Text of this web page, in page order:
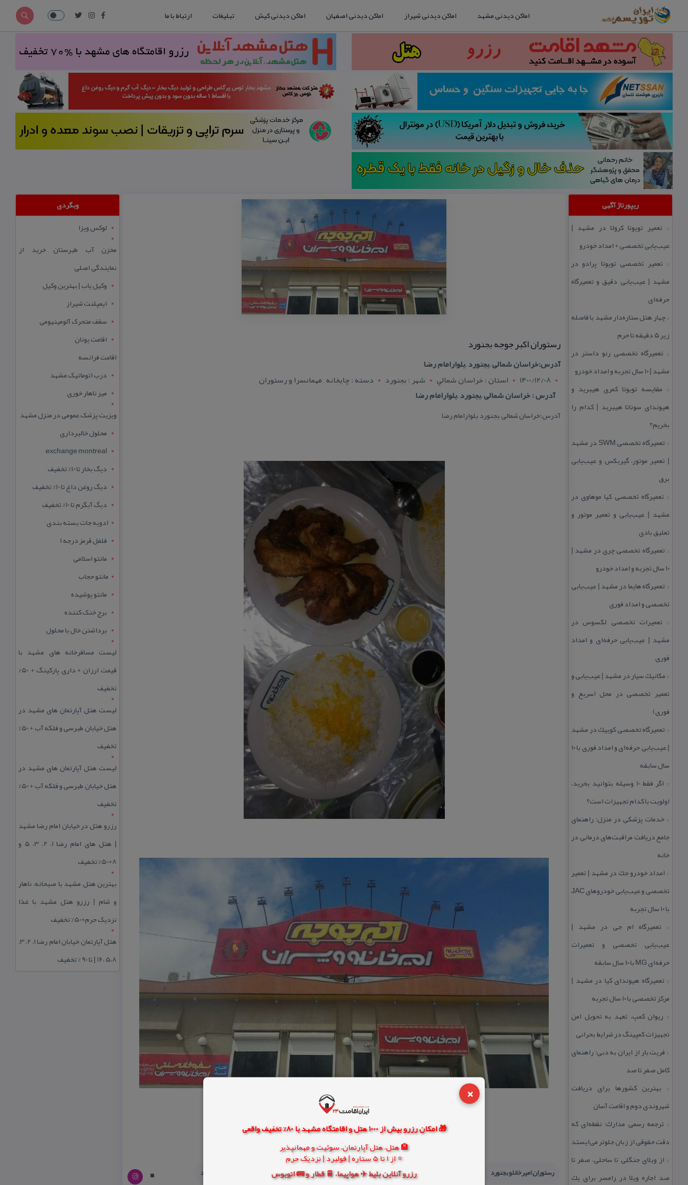
×
🎁 امکان رزرو بیش از 1000 هتل و اقامتگاه مشهد با 80% تخفیف واقعی
🏨 هتل، هتل آپارتمان، سوئیت و مهمانپذیر
⭐ از 1 تا 5 ستاره | فولبرد | نزدیک حرم
رزرو آنلاین بلیط ✈️ هواپیما، 🚆 قطار و 🚌 اتوبوس
اماکن دیدنی مشهد اماکن دیدنی شیراز اماکن دیدنی اصفهان اماکن دیدنی کیش تبلیغات ارتباط با ما
ریپورتاژ آگهی
:: تعمیر تویوتا كرولا در مشهد |
عیب‌یابی تخصصی + امداد خودرو
:: تعمیر تخصصی تویوتا پرادو در
مشهد | عیب‌یابی دقیق و تعمیرگاه
حرفه‌ای
::چهار هتل‌ ستاره‌دار مشهد با فاصله
زیر 5 دقیقه تا حرم
:: تعمیرگاه تخصصی رنو داستر در
مشهد | ۱۰ سال تجربه و امداد خودرو
:: مقایسه تویوتا كمری هیبرید و
هیوندای سوناتا هیبرید | كدام را
بخریم؟
::
تعمیرگاه تخصصی SWM در مشهد
| تعمیر موتور، گیربكس و عیب‌یابی
برق
:: تعمیرگاه تخصصی كیا موهاوی در
مشهد | عیب‌یابی و تعمیر موتور و
تعلیق بادی
:: تعمیرگاه تخصصی چری در مشهد |
۱۰ سال تجربه و امداد خودرو
:: تعمیرگاه هایما در مشهد | عیب‌یابی
تخصصی و امداد فوری
:: تعمیرات تخصصی لكسوس در
مشهد | عیب‌یابی حرفه‌ای و امداد
فوری
:: مكانیك سیار در مشهد | عیب‌یابی و
تعمیر تخصصی در محل (سریع و
فوری)
:: تعمیرگاه تخصصی كوییك در مشهد
| عیب‌یابی حرفه‌ای و امداد فوری با ۱۰
سال سابقه
::
اگر فقط 10 وسیله بتوانید بخرید،
اولویت با كدام تجهیزات است؟
:: خدمات پزشكی در منزل؛ راهنمای
جامع دریافت مراقبت‌های درمانی در
خانه
:: امداد خودرو جك در مشهد | تعمیر
تخصصی و عیب‌یابی خودروهای JAC
با ۱۰ سال تجربه
:: تعمیرگاه ام جی در مشهد |
عیب‌یابی تخصصی و تعمیرات
حرفه‌ای MG با ۱۰ سال سابقه
:: تعمیرگاه هیوندای كیا در مشهد |
مركز تخصصی با ۱۰ سال تجربه
:: ریوان كمپ، تعهد به تحویل امن
تجهیزات كمپینگ در شرایط بحرانی
:: فریت بار از ایران به دبی؛ راهنمای
كامل صفر تا صد
:: بهترین كشورها برای دریافت
شهروندی دوم و اقامت آسان
:: ترجمه رسمی مدارك؛ نقطه‌ای كه
دقت حقوقی از زبان جلوتر می‌ایستد
:: از ویلای جنگلی تا ساحلی، صفر تا
صد اجاره ویلا در رامسر برای یك
رستوران اكبر جوجه بجنورد
آدرس:خراسان شمالی ,بجنورد ,بلوارامام رضا
1400/12/08
استان : خراسان شمالي شهر : بجنورد
دسته : چایخانه , مهمانسرا و رستوران
آدرس : خراسان شمالی ,بجنورد ,بلوارامام رضا
آدرس:خراسان شمالی ,بجنورد ,بلوارامام رضا
رستوران امیرخانلو بجنورد قیمت هر پرس اكبر جوجه بجنورد رستوران ژاله بجنورد رستوران ادن بجنورد
رستوران دریایی بجنورد
وبگردی
لوکس ویزا
مخزن آب طبرستان خرید از
نمایندگی اصلی
وکیل یاب | بهترین وکیل
ایمپلنت شیراز
سقف متحرک آلومینیومی
اقامت یونان
اقامت فرانسه
درب اتوماتیک مشهد
میز ناهار خوری
ویزیت پزشک عمومی در منزل مشهد
محلول خالبرداری
exchange montreal
دیگ بخار تا 10% تخفیف
دیگ روغن داغ تا 10% تخفیف
دیگ آبگرم تا 10% تخفیف
ادویه جات بسته بندی
فلفل قرمز درجه 1
مانتو اسلامی
مانتو حجاب
مانتو پوشیده
برج خنک کننده
برداشتن خال با محلول
لیست مسافرخانه های مشهد با
قیمت ارزان + داری پارکینگ + 50%
تخفیف
لیست هتل آپارتمان های مشهد در
هتل خیابان طبرسی و فلکه آب + 50%
تخفیف
لیست هتل آپارتمان های مشهد در
هتل خیابان طبرسی و فلکه آب + 50%
تخفیف
رزرو هتل در خیابان امام رضا مشهد
| هتل‌ های امام رضا 1، 2، 3، 5 و
8+50% تخفیف
بهترین هتل مشهد با صبحانه، ناهار
و شام | رزرو هتل مشهد با غذا
نزدیک حرم+50% تخفیف
هتل آپارتمان خیابان امام رضا 1، 2، 3،
5،8 ،16 | تا 90 % تخفیف